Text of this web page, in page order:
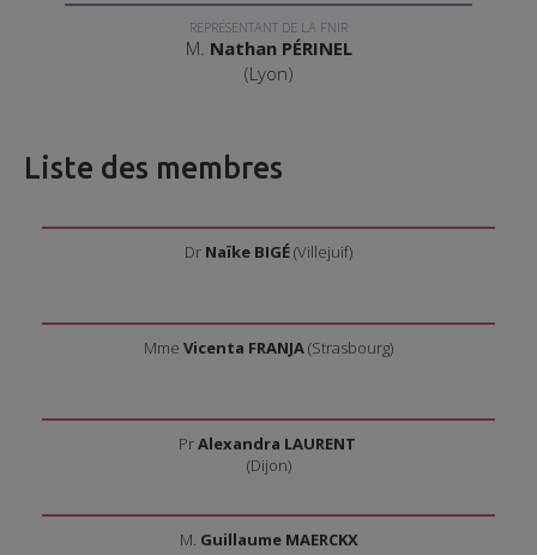
REPRÉSENTANT DE LA FNIR
M. Nathan PÉRINEL
(Lyon)
Liste des membres
Dr Naïke BIGÉ(Villejuif)
Mme Vicenta FRANJA(Strasbourg)
PrAlexandra LAURENT
(Dijon)
M. Guillaume MAERCKX